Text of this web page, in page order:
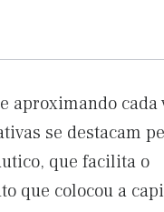
aproximando cada
se destacam
que facilita o
que colocou a